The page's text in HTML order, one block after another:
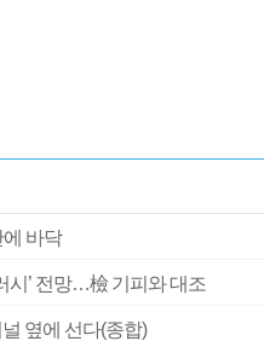
바닥
시’ 전망…檢 기피와 대조
옆에 선다(종합)